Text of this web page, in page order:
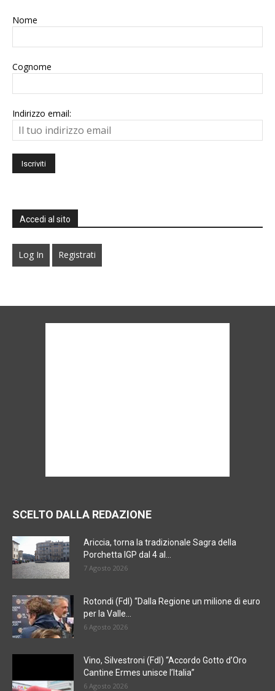
Nome
Cognome
Indirizzo email:
Accedi al sito
Log In Registrati
SCELTO DALLA REDAZIONE
Ariccia, torna la tradizionale Sagra della
Porchetta IGP dal 4 al...
7 Agosto 2026
Rotondi (FdI) “Dalla Regione un milione di euro
per la Valle...
6 Agosto 2026
Vino, Silvestroni (FdI) “Accordo Gotto d’Oro
Cantine Ermes unisce l’Italia”
6 Agosto 2026